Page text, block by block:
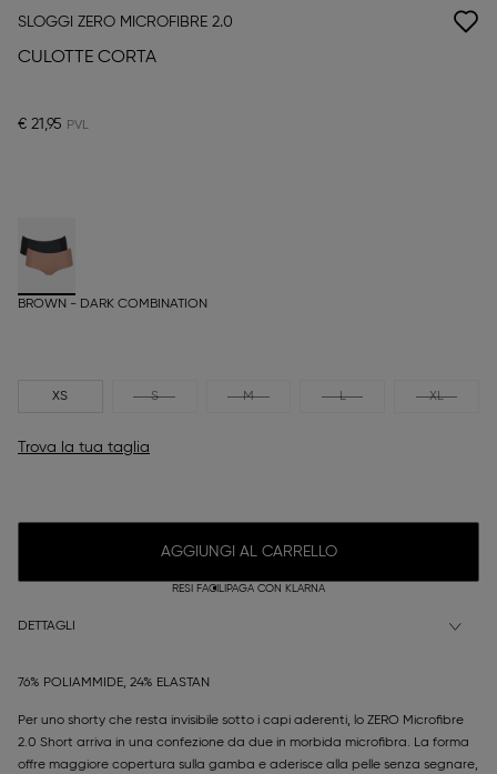
SLOGGI ZERO MICROFIBRE 2.0
CULOTTE CORTA
€ 21,95
BROWN - DARK COMBINATION
XS S M L XL
Trova la tua taglia
AGGIUNGI AL CARRELLO
RESI FACILI PAGA CON KLARNA
DETTAGLI
76% POLIAMMIDE, 24% ELASTAN
Per uno shorty che resta invisibile sotto i capi aderenti, lo ZERO Microfibre
2.0 Short arriva in una confezione da due in morbida microfibra. La forma
offre maggiore copertura sulla gamba e aderisce alla pelle senza segnare,